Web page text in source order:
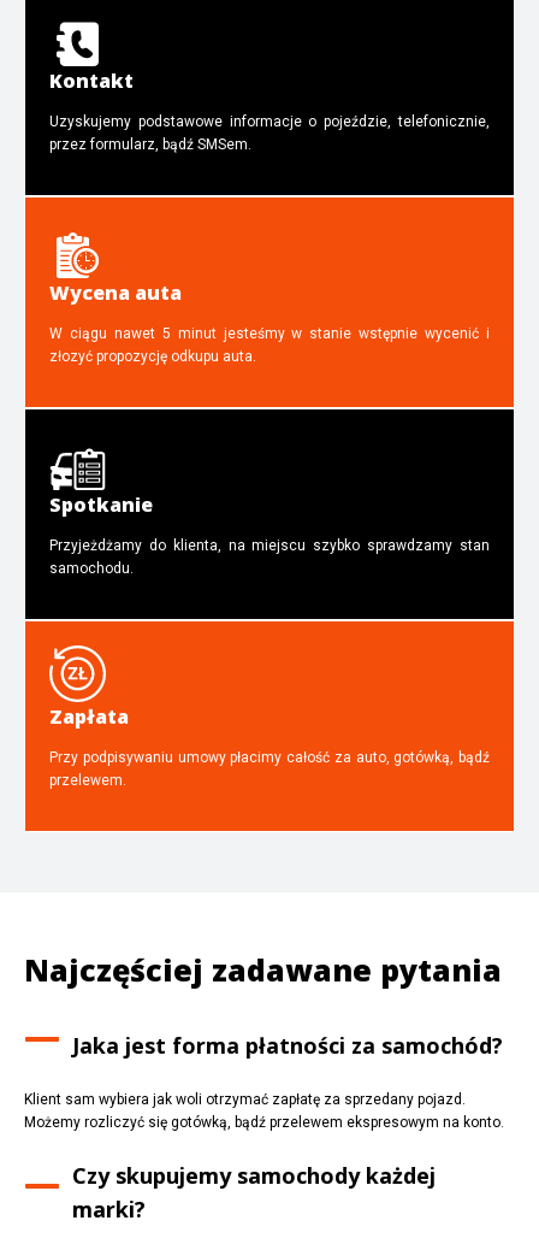
Kontakt
Uzyskujemy podstawowe informacje o pojeździe, telefonicznie,
przez formularz, bądź SMSem.
Wycena auta
W ciągu nawet 5 minut jesteśmy w stanie wstępnie wycenić i
złozyć propozycję odkupu auta.
Spotkanie
Przyjeżdżamy do klienta, na miejscu szybko sprawdzamy stan
samochodu.
Zapłata
Przy podpisywaniu umowy płacimy całość za auto, gotówką, bądź
przelewem.
Najczęściej zadawane pytania
Jaka jest forma płatności za samochód?
Klient sam wybiera jak woli otrzymać zapłatę za sprzedany pojazd.
Możemy rozliczyć się gotówką, bądź przelewem ekspresowym na konto.
Czy skupujemy samochody każdej
marki?